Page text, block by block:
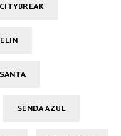
CITYBREAK
SENDA AZUL